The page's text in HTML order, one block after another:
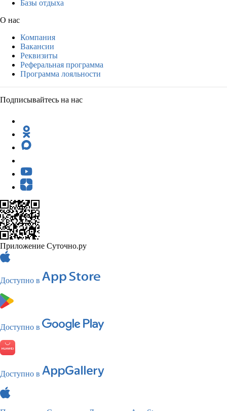
Базы отдыха
О нас
Компания
Вакансии
Реквизиты
Реферальная программа
Программа лояльности
Подписывайтесь на нас
Приложение Суточно.ру
Доступно в
Доступно в
Доступно в